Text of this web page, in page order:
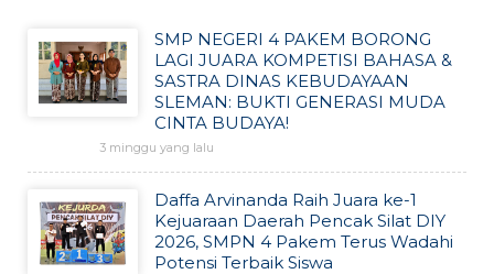
SMP NEGERI 4 PAKEM BORONG
LAGI JUARA KOMPETISI BAHASA &
SASTRA DINAS KEBUDAYAAN
SLEMAN: BUKTI GENERASI MUDA
CINTA BUDAYA!
3 minggu yang lalu
Daffa Arvinanda Raih Juara ke-1
Kejuaraan Daerah Pencak Silat DIY
2026, SMPN 4 Pakem Terus Wadahi
Potensi Terbaik Siswa